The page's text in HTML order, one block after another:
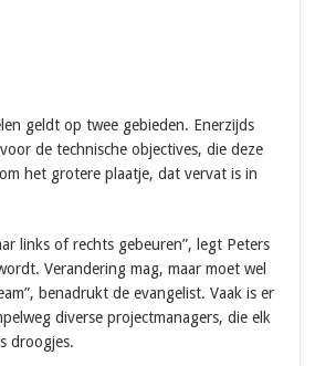
geldt op twee gebieden. Enerzijds
de technische objectives, die deze
het grotere plaatje, dat vervat is in
links of rechts gebeuren”, legt Peters
Verandering mag, maar moet wel
benadrukt de evangelist. Vaak is er
diverse projectmanagers, die elk
droogjes.